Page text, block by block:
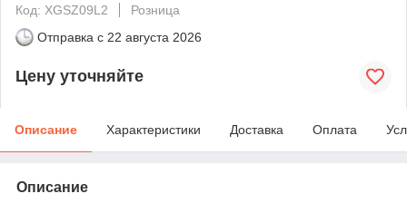
Код: XGSZ09L2
Розница
Отправка с 22 августа 2026
Цену уточняйте
Описание Характеристики Доставка Оплата
Описание